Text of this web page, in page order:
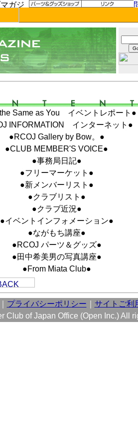
Same as You イベントレポート●
INFORMATION インターネット●
●RCOJ Gallery by Bow。●
●CLUB MEMBER'S VOICE●
●事務局日記●
●フリーマーケット●
●新メンバーリスト●
●クラブリスト●
●クラブ近況●
●イベントインフォメーション●
●ながもち講座●
●RCOJ パーツ＆グッズ●
●田中希美男の写真講座●
●From Miata Club●
プライバシーポリシー サイトご利
Club of Japan Office (Open Inc.) All